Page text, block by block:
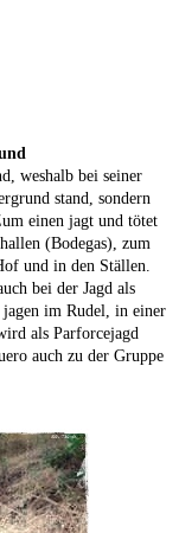
weshalb bei seiner
stand, sondern
einen jagt und tötet
(Bodegas), zum
und in den Ställen.
bei der Jagd als
jagen im Rudel, in einer
als Parforcejagd
auch zu der Gruppe